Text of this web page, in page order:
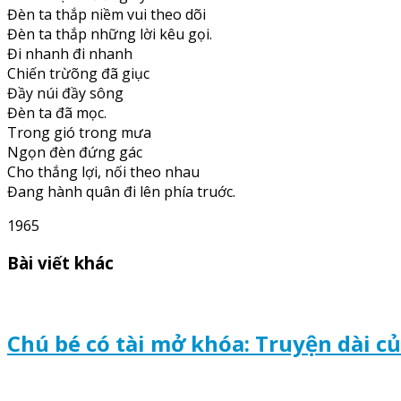
Đèn ta thắp niềm vui theo dõi
Đèn ta thắp những lời kêu gọi.
Đi nhanh đi nhanh
Chiến trừõng đã giục
Đầy núi đầy sông
Đèn ta đã mọc.
Trong gió trong mưa
Ngọn đèn đứng gác
Cho thắng lợi, nối theo nhau
Đang hành quân đi lên phía truớc.
1965
Bài viết khác
Chú bé có tài mở khóa: Truyện dài